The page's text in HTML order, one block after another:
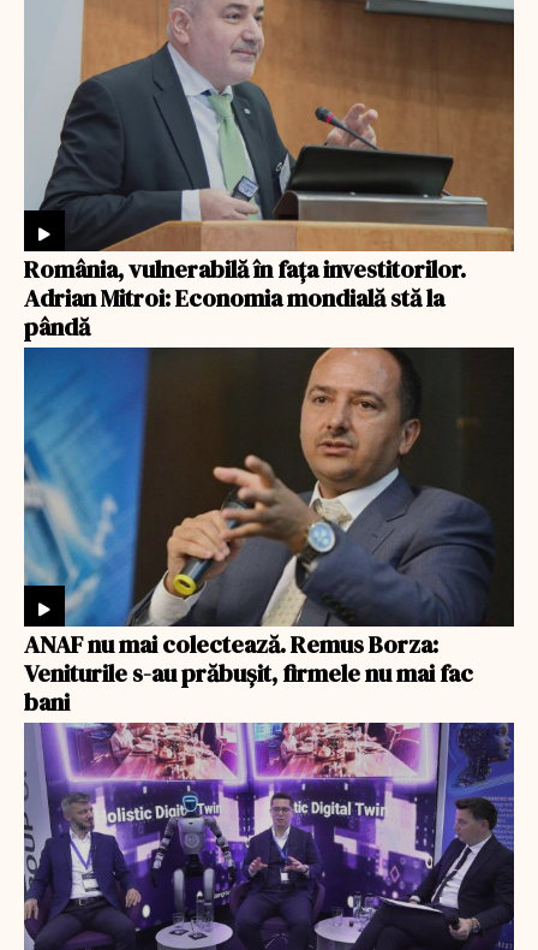
România, vulnerabilă în fața investitorilor.
Adrian Mitroi: Economia mondială stă la
pândă
ANAF nu mai colectează. Remus Borza:
Veniturile s-au prăbușit, firmele nu mai fac
bani